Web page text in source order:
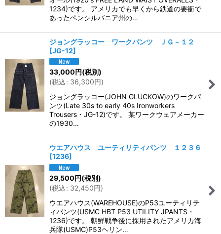
1234)です。 アメリカでも早くから鉄道の要衝で
あったペンシルバニア州の…
ジョングラッコー ワークパンツ ＪＧ－１２
[JG-12]
33,000円(税別)
(税込: 36,300円)
ジョングラッコー(JOHN GLUCKOW)のワークパ
ンツ(Late 30s to early 40s Ironworkers
Trousers・JG-12)です。 某ワークウェアメーカー
の1930…
ウエアハウス ユーティリティパンツ １２３６
[1236]
29,500円(税別)
(税込: 32,450円)
ウエアハウス(WAREHOUSE)のP53ユーティリテ
ィパンツ(USMC HBT P53 UTILITY JPANTS・
1236)です。 朝鮮戦争後に採用されたアメリカ海
兵隊(USMC)P53ヘリン…